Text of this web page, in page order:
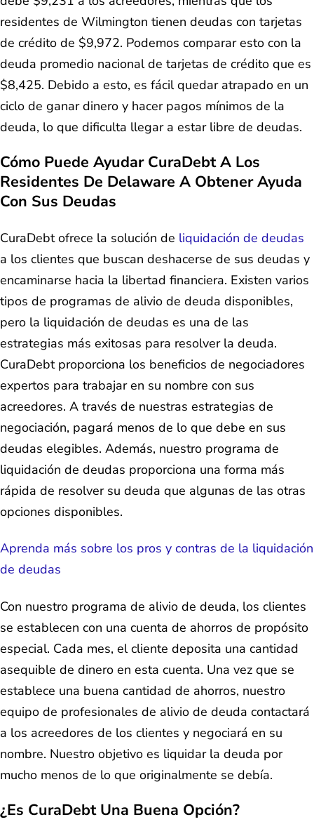
residentes de Wilmington tienen deudas con tarjetas
de crédito de $9,972. Podemos comparar esto con la
deuda promedio nacional de tarjetas de crédito que es
$8,425. Debido a esto, es fácil quedar atrapado en un
ciclo de ganar dinero y hacer pagos mínimos de la
deuda, lo que dificulta llegar a estar libre de deudas.
Cómo Puede Ayudar CuraDebt A Los
Residentes De Delaware A Obtener Ayuda
Con Sus Deudas
CuraDebt ofrece la solución de liquidación de deudas
a los clientes que buscan deshacerse de sus deudas y
encaminarse hacia la libertad financiera. Existen varios
tipos de programas de alivio de deuda disponibles,
pero la liquidación de deudas es una de las
estrategias más exitosas para resolver la deuda.
CuraDebt proporciona los beneficios de negociadores
expertos para trabajar en su nombre con sus
acreedores. A través de nuestras estrategias de
negociación, pagará menos de lo que debe en sus
deudas elegibles. Además, nuestro programa de
liquidación de deudas proporciona una forma más
rápida de resolver su deuda que algunas de las otras
opciones disponibles.
Aprenda más sobre los pros y contras de la liquidación
de deudas
Con nuestro programa de alivio de deuda, los clientes
se establecen con una cuenta de ahorros de propósito
especial. Cada mes, el cliente deposita una cantidad
asequible de dinero en esta cuenta. Una vez que se
establece una buena cantidad de ahorros, nuestro
equipo de profesionales de alivio de deuda contactará
a los acreedores de los clientes y negociará en su
nombre. Nuestro objetivo es liquidar la deuda por
mucho menos de lo que originalmente se debía.
¿Es CuraDebt Una Buena Opción?